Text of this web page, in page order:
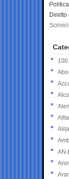
Politica
AN